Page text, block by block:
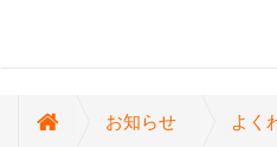
お知らせ よく